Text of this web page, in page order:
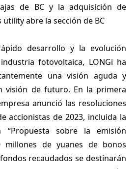
de BC y la adquisición de
abre la sección de BC
desarrollo y la evolución
fotovoltaica, LONGi ha
una visión aguda y
visión de futuro. En la primera
anunció las resoluciones
accionistas de 2023, incluida la
“Propuesta sobre la emisión
millones de yuanes de bonos
recaudados se destinarán